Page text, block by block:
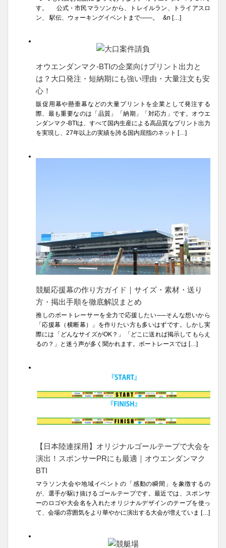
す。 公式・市民マラソンから、トレイルラン、トライアスロ
ン、 駅伝、ウォーキングイベントまで――。 &n […]
オウエンダンマク-BTIの企業向けプリント出力と
は？大口発注・短納期にも強い理由・大量注文も安
心！
販促用幕や懸垂幕などの大量プリントを企業として発注する
際、最も重要なのは「品質」「納期」「対応力」です。オウエ
ンダンマク-BTIは、すべて国内生産による高品質なプリント出力
を実現し、27年以上の実績を誇る国内屈指のネット […]
競艇応援幕の作り方ガイド｜サイズ・素材・送り
方・掲出手順を徹底解説まとめ
推しのボートレーサーを全力で応援したい──そんな想いから
「応援幕（横断幕）」を作りたい方も多いはずです。しかし実
際には「どんなサイズがOK？」「どこに送れば掲示してもらえ
るの？」と迷う声が多く聞かれます。ボートレースでは […]
【日本陸連採用】オリジナルゴールテープで大会を
演出！スポンサーPRにも最適｜オウエンダンマク
BTI
マラソン大会や地域イベントの「感動の瞬間」を象徴するの
が、選手が駆け抜けるゴールテープです。最近では、スポンサ
ーのロゴや大会名を入れたオリジナルデザインのテープを使っ
て、会場の雰囲気をより華やかに演出する大会が増えていま […]